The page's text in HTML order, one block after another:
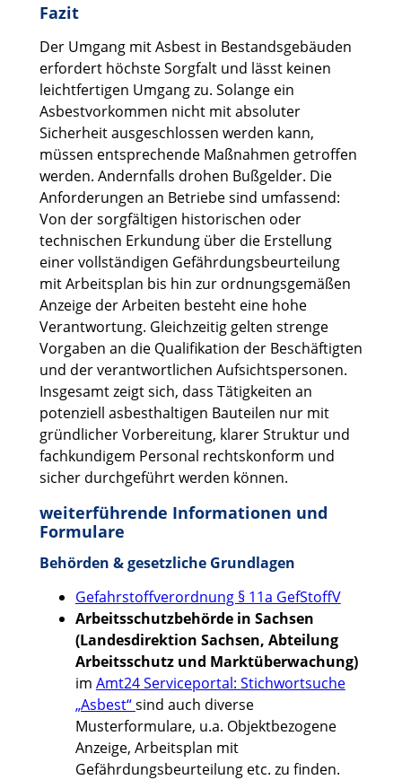
Fazit
Der Umgang mit Asbest in Bestandsgebäuden
erfordert höchste Sorgfalt und lässt keinen
leichtfertigen Umgang zu. Solange ein
Asbestvorkommen nicht mit absoluter
Sicherheit ausgeschlossen werden kann,
müssen entsprechende Maßnahmen getroffen
werden. Andernfalls drohen Bußgelder. Die
Anforderungen an Betriebe sind umfassend:
Von der sorgfältigen historischen oder
technischen Erkundung über die Erstellung
einer vollständigen Gefährdungsbeurteilung
mit Arbeitsplan bis hin zur ordnungsgemäßen
Anzeige der Arbeiten besteht eine hohe
Verantwortung. Gleichzeitig gelten strenge
Vorgaben an die Qualifikation der Beschäftigten
und der verantwortlichen Aufsichtspersonen.
Insgesamt zeigt sich, dass Tätigkeiten an
potenziell asbesthaltigen Bauteilen nur mit
gründlicher Vorbereitung, klarer Struktur und
fachkundigem Personal rechtskonform und
sicher durchgeführt werden können.
weiterführende Informationen und
Formulare
Behörden & gesetzliche Grundlagen
Gefahrstoffverordnung § 11a GefStoffV
Arbeitsschutzbehörde in Sachsen
(Landesdirektion Sachsen, Abteilung
Arbeitsschutz und Marktüberwachung)
im Amt24 Serviceportal: Stichwortsuche
„Asbest“sind auch diverse
Musterformulare, u.a. Objektbezogene
Anzeige, Arbeitsplan mit
Gefährdungsbeurteilung etc. zu finden.